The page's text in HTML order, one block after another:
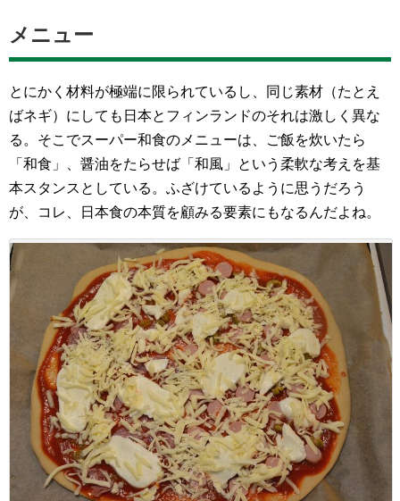
メニュー
とにかく材料が極端に限られているし、同じ素材（たとえ
ばネギ）にしても日本とフィンランドのそれは激しく異な
る。そこでスーパー和食のメニューは、ご飯を炊いたら
「和食」、醤油をたらせば「和風」という柔軟な考えを基
本スタンスとしている。ふざけているように思うだろう
が、コレ、日本食の本質を顧みる要素にもなるんだよね。